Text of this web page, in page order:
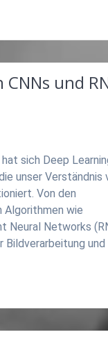
und
sich Deep
unser Verständnis
Von den
Algorithmen wie
Neural Networks
und